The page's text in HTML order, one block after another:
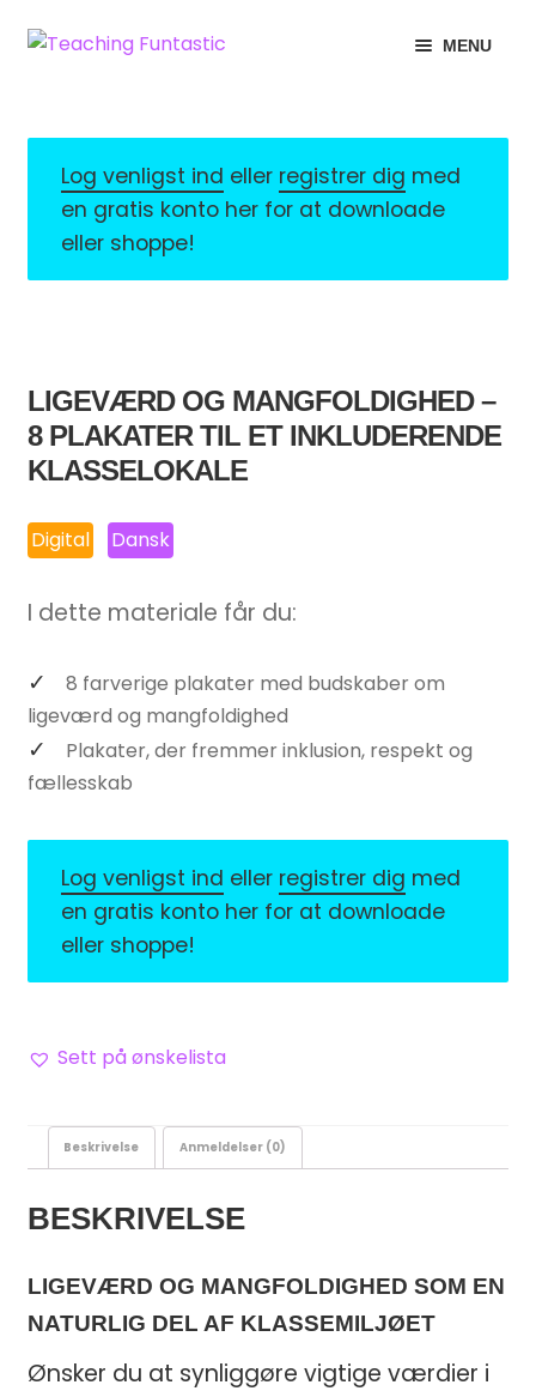
Spring
Spring
MENU
CHILD
MENU
GRATISMATERIALE
BUTIK
MENU
FONTE
Log venligst ind eller registrer dig med
en gratis konto her for at downloade
eller shoppe!
LIGEVÆRD OG MANGFOLDIGHED –
8 PLAKATER TIL ET INKLUDERENDE
KLASSELOKALE
Digital Dansk
I dette materiale får du:
8 farverige plakater med budskaber om
ligeværd og mangfoldighed
Plakater, der fremmer inklusion, respekt og
fællesskab
Log venligst ind eller registrer dig med
en gratis konto her for at downloade
eller shoppe!
Sett på ønskelista
Beskrivelse Anmeldelser (0)
BESKRIVELSE
LIGEVÆRD OG MANGFOLDIGHED SOM EN
NATURLIG DEL AF KLASSEMILJØET
Ønsker du at synliggøre vigtige værdier i